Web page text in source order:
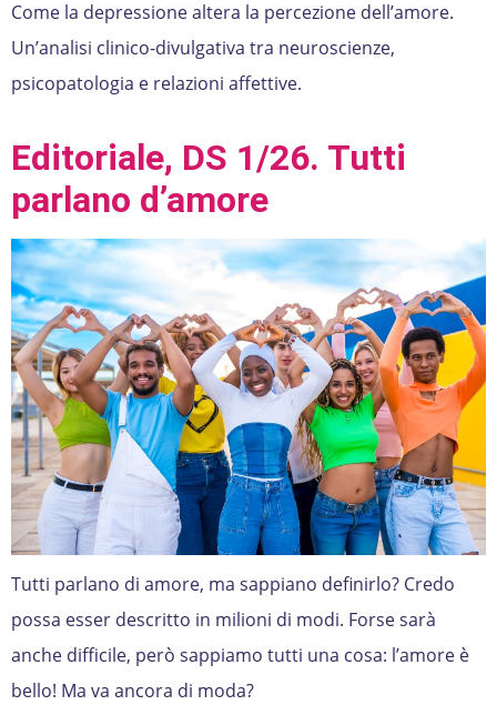
Come la depressione altera la percezione dell’amore.
Un’analisi clinico-divulgativa tra neuroscienze,
psicopatologia e relazioni affettive.
Editoriale, DS 1/26. Tutti
parlano d’amore
Tutti parlano di amore, ma sappiano definirlo? Credo
possa esser descritto in milioni di modi. Forse sarà
anche difficile, però sappiamo tutti una cosa: l’amore è
bello! Ma va ancora di moda?